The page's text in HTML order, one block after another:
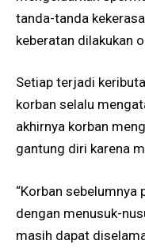
tanda-tanda
keberatan dilakukan
Setiap terjadi
korban selalu
akhirnya korban
gantung diri karena
“Korban sebelumnya
dengan menusuk-
masih dapat